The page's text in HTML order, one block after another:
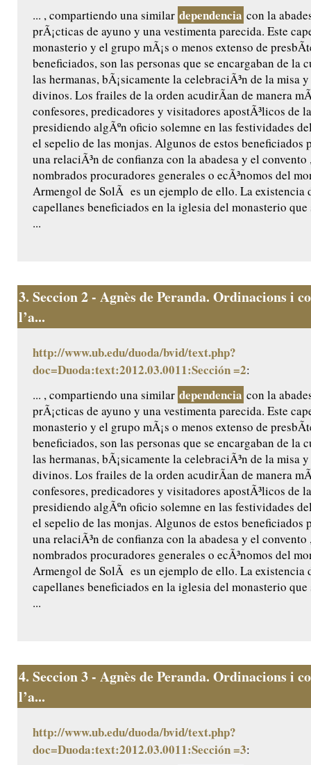
... , compartiendo una similar dependencia con la
prÃ¡cticas de ayuno y una vestimenta parecida. Este
monasterio y el grupo mÃ¡s o menos extenso de
beneficiados, son las personas que se encargaban de la
las hermanas, bÃ¡sicamente la celebraciÃ³n de la misa
divinos. Los frailes de la orden acudirÃ­an de manera
confesores, predicadores y visitadores apostÃ³licos de
presidiendo algÃºn oficio solemne en las festividades
el sepelio de las monjas. Algunos de estos beneficiados
una relaciÃ³n de confianza con la abadesa y el convento
nombrados procuradores generales o ecÃ³nomos del
Armengol de SolÃ es un ejemplo de ello. La existencia
capellanes beneficiados en la iglesia del monasterio que
...
3. Seccion 2 - Agnès de Peranda. Ordinacions i
l’a...
http://www.ub.edu/duoda/bvid/text.php?
doc=Duoda:text:2012.03.0011:Sección =2:
... , compartiendo una similar dependencia con la
prÃ¡cticas de ayuno y una vestimenta parecida. Este
monasterio y el grupo mÃ¡s o menos extenso de
beneficiados, son las personas que se encargaban de la
las hermanas, bÃ¡sicamente la celebraciÃ³n de la misa
divinos. Los frailes de la orden acudirÃ­an de manera
confesores, predicadores y visitadores apostÃ³licos de
presidiendo algÃºn oficio solemne en las festividades
el sepelio de las monjas. Algunos de estos beneficiados
una relaciÃ³n de confianza con la abadesa y el convento
nombrados procuradores generales o ecÃ³nomos del
Armengol de SolÃ es un ejemplo de ello. La existencia
capellanes beneficiados en la iglesia del monasterio que
...
4. Seccion 3 - Agnès de Peranda. Ordinacions i
l’a...
http://www.ub.edu/duoda/bvid/text.php?
doc=Duoda:text:2012.03.0011:Sección =3: